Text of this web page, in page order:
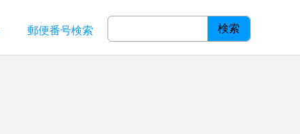
郵便番号検索 検索